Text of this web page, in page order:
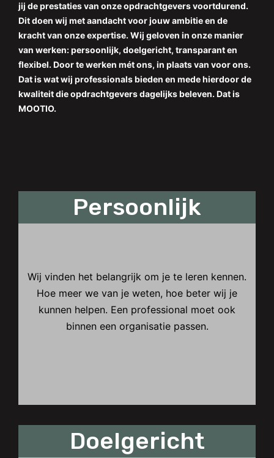
jij de prestaties van onze opdrachtgevers voortdurend.
Dit doen wij met aandacht voor jouw ambitie en de
kracht van onze expertise. Wij geloven in onze manier
van werken: persoonlijk, doelgericht, transparant en
flexibel. Door te werken mét ons, in plaats van voor ons.
Dat is wat wij professionals bieden en mede hierdoor de
kwaliteit die opdrachtgevers dagelijks beleven. Dat is
MOOTIO.
Persoonlijk
Persoonlijk
Wij vinden het belangrijk om je te leren kennen.
Hoe meer we van je weten, hoe beter wij je
kunnen helpen. Een professional moet ook
binnen een organisatie passen.
Doelgericht
Doelgericht